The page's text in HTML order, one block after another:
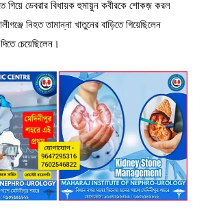
গিয়ে ডেবরার বিধায়ক হুমায়ুন কবীরকে শোকজ় করল
নিহত তামান্না খাতুনের বাড়িতে গিয়েছিলেন
চেয়েছিলেন।